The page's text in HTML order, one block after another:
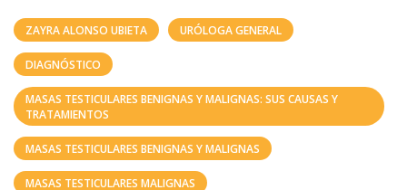
ZAYRA ALONSO UBIETA URÓLOGA GENERAL
DIAGNÓSTICO
MASAS TESTICULARES BENIGNAS Y MALIGNAS: SUS CAUSAS Y
TRATAMIENTOS
MASAS TESTICULARES BENIGNAS Y MALIGNAS
MASAS TESTICULARES MALIGNAS